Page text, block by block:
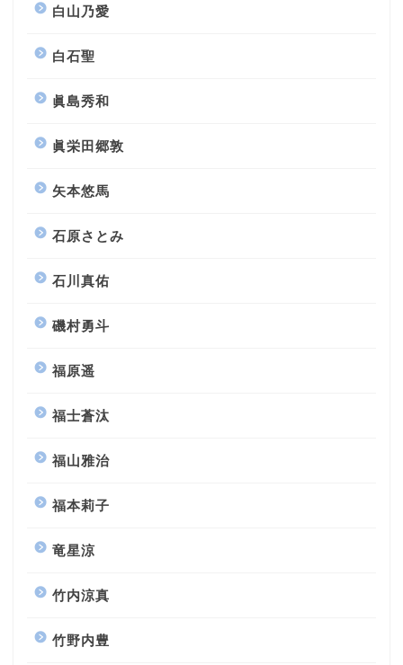
白山乃愛
白石聖
眞島秀和
眞栄田郷敦
矢本悠馬
石原さとみ
石川真佑
磯村勇斗
福原遥
福士蒼汰
福山雅治
福本莉子
竜星涼
竹内涼真
竹野内豊